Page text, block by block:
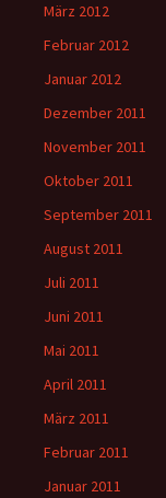
März 2012
Februar 2012
Januar 2012
Dezember 2011
November 2011
Oktober 2011
September 2011
August 2011
Juli 2011
Juni 2011
Mai 2011
April 2011
März 2011
Februar 2011
Januar 2011